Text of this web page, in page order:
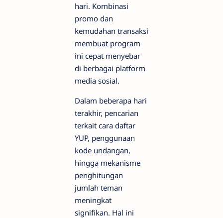
hari. Kombinasi
promo dan
kemudahan transaksi
membuat program
ini cepat menyebar
di berbagai platform
media sosial.
Dalam beberapa hari
terakhir, pencarian
terkait cara daftar
YUP, penggunaan
kode undangan,
hingga mekanisme
penghitungan
jumlah teman
meningkat
signifikan. Hal ini